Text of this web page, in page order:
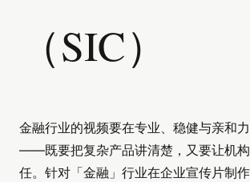
（SIC）
金融行业的视频要在专业、稳健与亲和
——既要把复杂产品讲清楚，又要让机
任。针对「金融」行业在企业宣传片制